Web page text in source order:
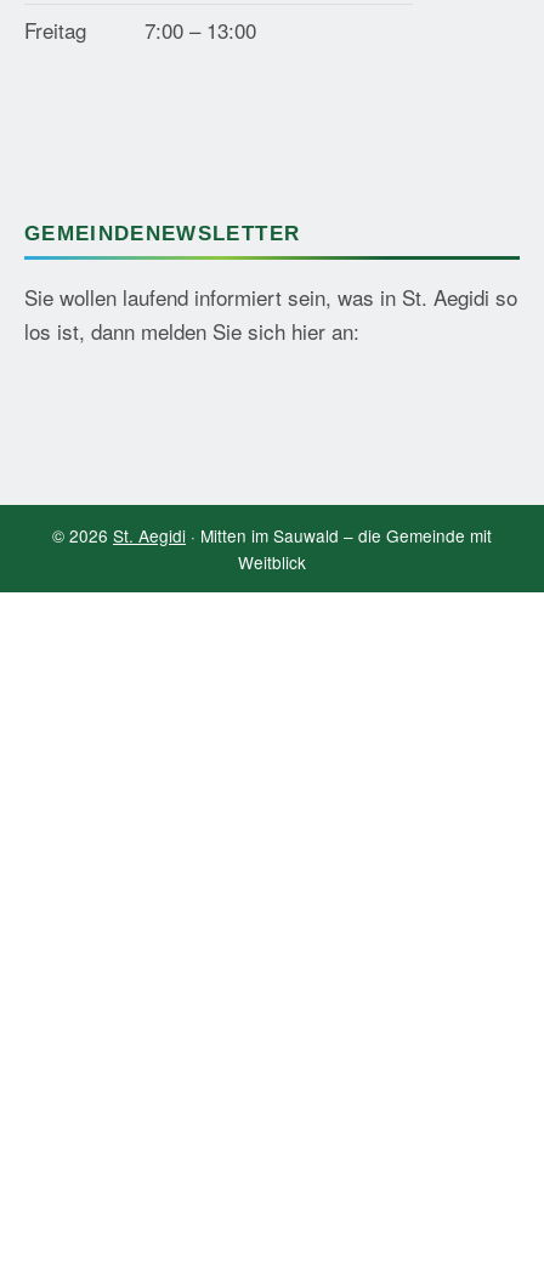
Freitag
7:00 – 13:00
GEMEINDENEWSLETTER
Sie wollen laufend informiert sein, was in St. Aegidi so
los ist, dann melden Sie sich hier an:
© 2026 St. Aegidi · Mitten im Sauwald – die Gemeinde mit
Weitblick